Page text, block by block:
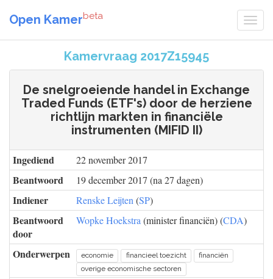
Open Kamerbeta
Kamervraag 2017Z15945
De snelgroeiende handel in Exchange
Traded Funds (ETF's) door de herziene
richtlijn markten in financiële
instrumenten (MIFID II)
Ingediend 22 november 2017
Beantwoord 19 december 2017 (na 27 dagen)
Indiener Renske Leijten (SP)
Beantwoord
door
Wopke Hoekstra (minister financiën) (CDA)
Onderwerpen economie financieel toezicht
financiën
overige economische sectoren